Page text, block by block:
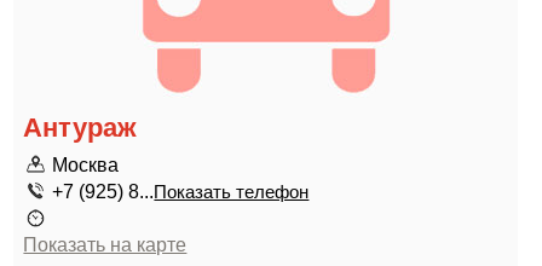
Антураж
Москва
+7 (925) 8...Показать телефон
Показать на карте